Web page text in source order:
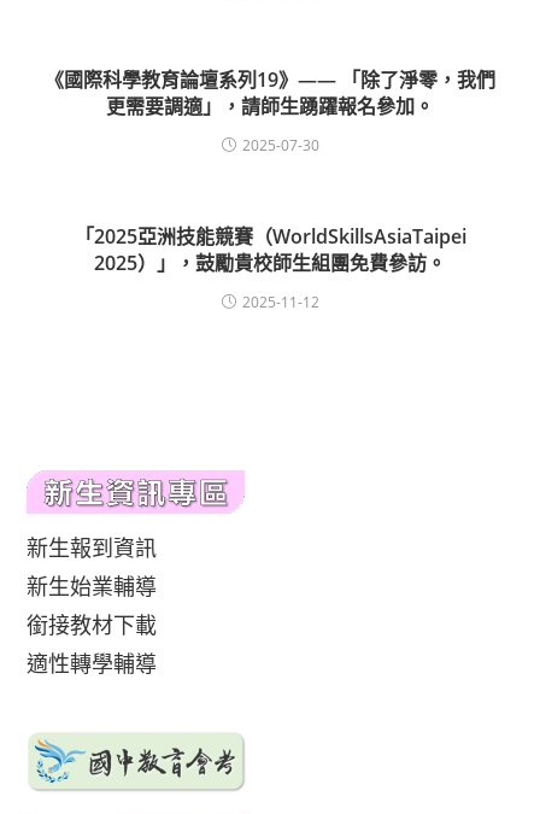
《國際科學教育論壇系列19》—— 「除了淨零，我們
更需要調適」，請師生踴躍報名參加。
2025-07-30
「2025亞洲技能競賽（WorldSkillsAsiaTaipei
2025）」，鼓勵貴校師生組團免費參訪。
2025-11-12
新生報到資訊
新生始業輔導
銜接教材下載
適性轉學輔導